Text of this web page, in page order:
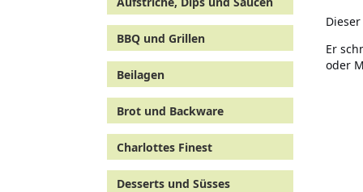
BBQ und Grillen
Beilagen
Brot und Backware
Charlottes Finest
Desserts und Süsses
Er
oder